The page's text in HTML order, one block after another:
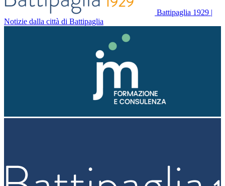
Battipaglia 1929 |
Notizie dalla città di Battipaglia